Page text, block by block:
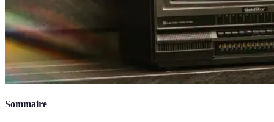
Sommaire